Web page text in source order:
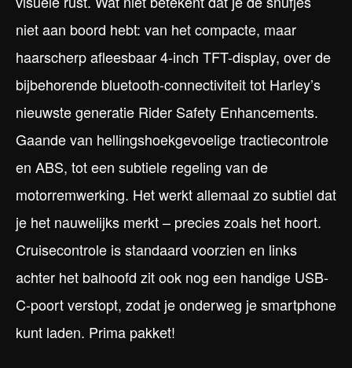
niet aan boord hebt: van het compacte, maar
haarscherp afleesbaar 4-inch TFT-display, over de
bijbehorende bluetooth-connectiviteit tot Harley’s
nieuwste generatie Rider Safety Enhancements.
Gaande van hellingshoekgevoelige tractiecontrole
en ABS, tot een subtiele regeling van de
motorremwerking. Het werkt allemaal zo subtiel dat
je het nauwelijks merkt – precies zoals het hoort.
Cruisecontrole is standaard voorzien en links
achter het balhoofd zit ook nog een handige USB-
C-poort verstopt, zodat je onderweg je smartphone
kunt laden. Prima pakket!